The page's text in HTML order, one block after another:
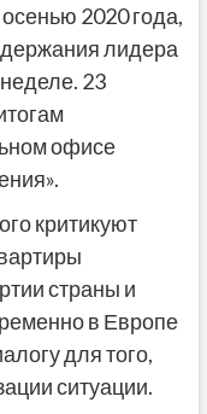
2020 года,
лидера
23
офисе
критикуют
страны и
в Европе
для того,
ситуации.